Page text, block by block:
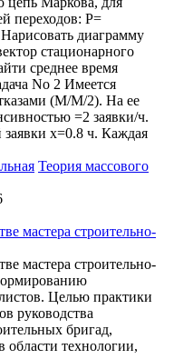
переходов: P=
Нарисовать диаграмму
стационарного
среднее время
No 2 Имеется
(M/M/2). На ее
=2 заявки/ч.
x=0.8 ч. Каждая
Теория массового
мастера строительно-
мастера строительно-
Целью практики
руководства
бригад,
области технологии,